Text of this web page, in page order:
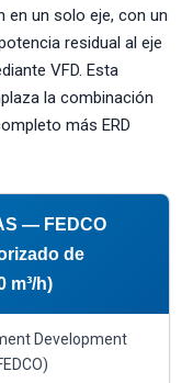
en un solo eje, con un
residual al eje
VFD. Esta
la combinación
más ERD
— FEDCO
de
m³/h)
Development